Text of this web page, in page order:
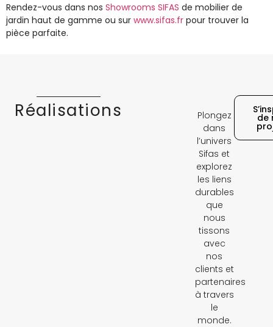
Rendez-vous dans nos Showrooms SIFAS de mobilier de
jardin haut de gamme ou sur www.sifas.fr pour trouver la
pièce parfaite.
Réalisations
Plongez
dans
l’univers
Sifas et
explorez
les liens
durables
que
nous
tissons
avec
nos
clients et
partenaires
à travers
le
monde.
de